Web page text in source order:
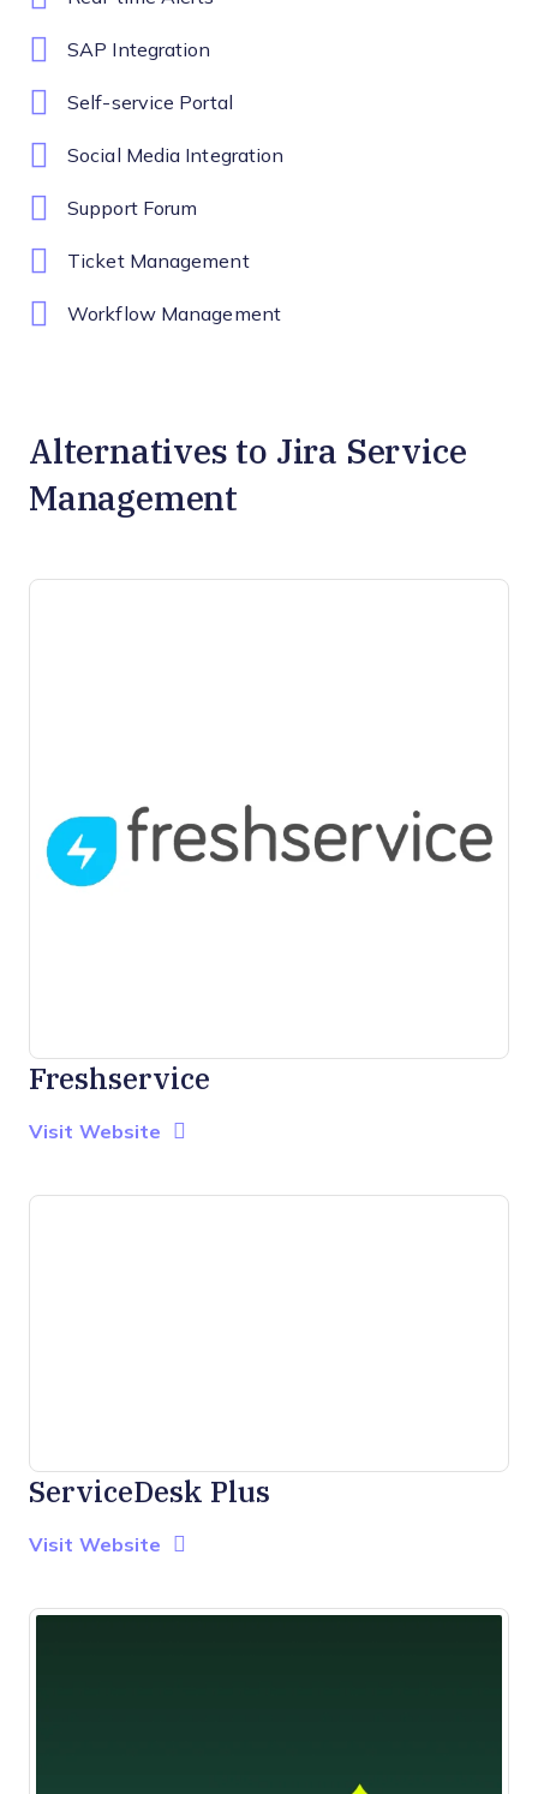
SAP Integration
Self-service Portal
Social Media Integration
Support Forum
Ticket Management
Workflow Management
Alternatives to Jira Service
Management
Freshservice
Visit Website Opens New Window
ServiceDesk Plus
Visit Website Opens New Window